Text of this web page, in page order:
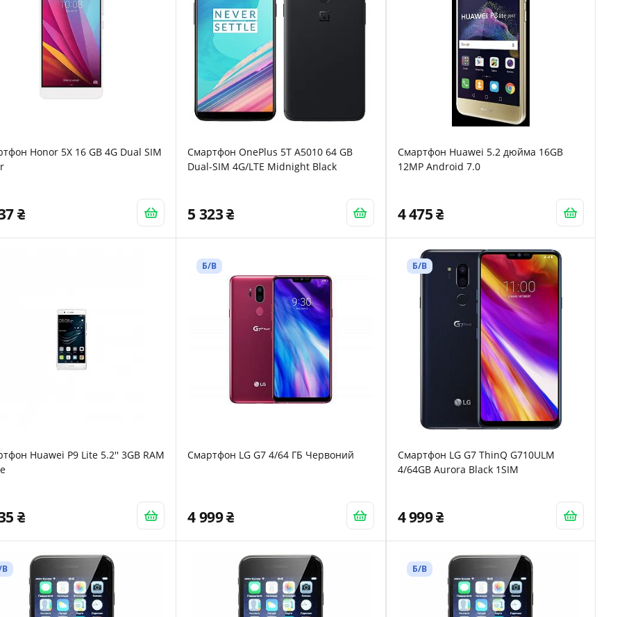
Honor 5X 16 GB 4G Dual SIM
Смартфон OnePlus 5T A5010 64 GB
Dual-SIM 4G/LTE Midnight Black
5 323
Смартфон Huawei 5.2 дюйма 16GB
12MP Android 7.0
4 475
Huawei P9 Lite 5.2'' 3GB RAM
Б/В
Смартфон LG G7 4/64 ГБ Червоний
4 999
Б/В
Смартфон LG G7 ThinQ G710ULM
4/64GB Aurora Black 1SIM
4 999
В Б/В